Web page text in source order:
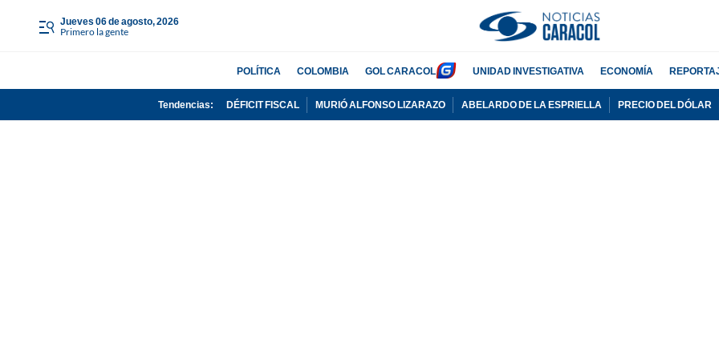
jueves 06 de agosto, 2026
Primero la gente
POLÍTICA COLOMBIA GOL CARACOL UNIDAD INVESTIGATIVA ECONOMÍA
Tendencias: DÉFICIT FISCAL MURIÓ ALFONSO LIZARAZO ABELARDO DE LA ESPRIELLA PRECIO DEL DÓLAR